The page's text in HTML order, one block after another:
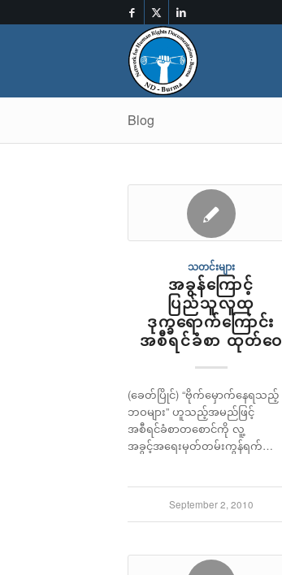
Blog
သတင်းများ
အခွန်ကြောင့်
ပြည်သူလူထု
ဒုက္ခရောက်ကြောင်း
အစီရင်ခံစာ ထုတ်ဝေ
(ခေတ်ပြိုင်) “ဗိုက်မှောက်နေရသည့်
ဘဝများ” ဟူသည့်အမည်ဖြင့်
အစီရင်ခံစာတစောင်ကို လူ့
အခွင့်အရေးမှတ်တမ်းကွန်ရက်…
September 2, 2010